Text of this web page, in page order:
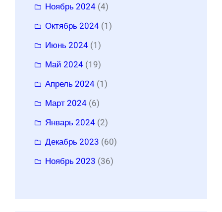
Ноябрь 2024 (4)
Октябрь 2024 (1)
Июнь 2024 (1)
Май 2024 (19)
Апрель 2024 (1)
Март 2024 (6)
Январь 2024 (2)
Декабрь 2023 (60)
Ноябрь 2023 (36)